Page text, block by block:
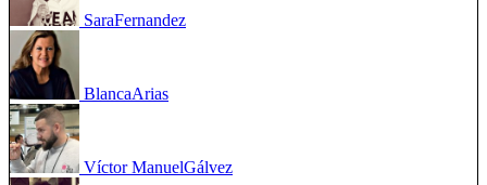
SaraFernandez
BlancaArias
Víctor ManuelGálvez